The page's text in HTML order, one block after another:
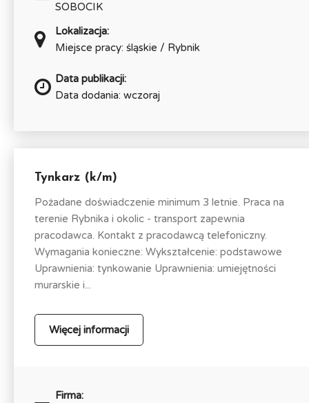
SOBOCIK
Lokalizacja:
Miejsce pracy: śląskie / Rybnik
Data publikacji:
Data dodania: wczoraj
Tynkarz (k/m)
Pożadane doświadczenie minimum 3 letnie. Praca na
terenie Rybnika i okolic - transport zapewnia
pracodawca. Kontakt z pracodawcą telefoniczny.
Wymagania konieczne: Wykształcenie: podstawowe
Uprawnienia: tynkowanie Uprawnienia: umiejętności
murarskie i...
Więcej informacji
Firma: